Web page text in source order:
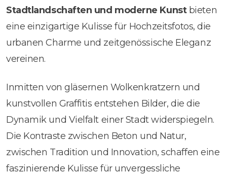
Stadtlandschaften und moderne Kunstbieten
eine einzigartige Kulisse für Hochzeitsfotos, die
urbanen Charme und zeitgenössische Eleganz
vereinen.
Inmitten von gläsernen Wolkenkratzern und
kunstvollen Graffitis entstehen Bilder, die die
Dynamik und Vielfalt einer Stadt widerspiegeln.
Die Kontraste zwischen Beton und Natur,
zwischen Tradition und Innovation, schaffen eine
faszinierende Kulisse für unvergessliche